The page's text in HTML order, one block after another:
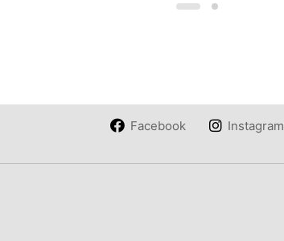
Facebook Instagram